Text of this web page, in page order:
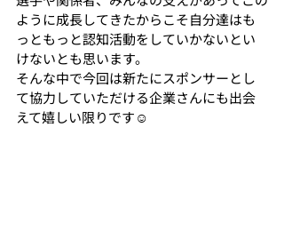
ように成長してきたからこそ自分達はも
っともっと認知活動をしていかないとい
けないとも思います。
そんな中で今回は新たにスポンサーとし
て協力していただける企業さんにも出会
えて嬉しい限りです☺️